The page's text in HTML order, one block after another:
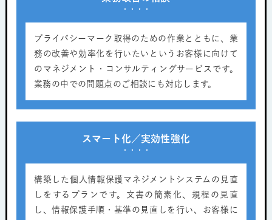
プライバシーマーク取得のための作業とともに、業
務の改善や効率化を行いたいというお客様に向けて
のマネジメント・コンサルティングサービスです。
業務の中での問題点のご相談にも対応します。
スマート化／実効性強化
構築した個人情報保護マネジメントシステムの見直
しをするプランです。文書の簡素化、規程の見直
し、情報保護手順・基準の見直しを行い、お客様に